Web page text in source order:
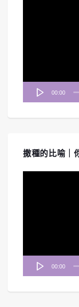
00:00
撒種的比喻｜
00:00